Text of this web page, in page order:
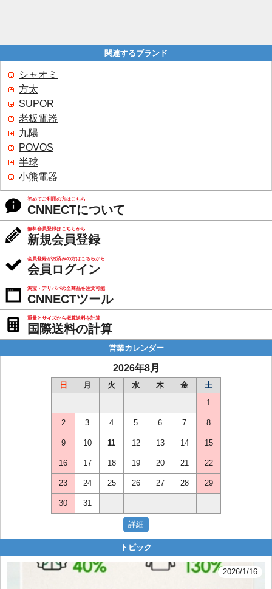
関連するブランド
シャオミ
方太
SUPOR
老板電器
九陽
POVOS
半球
小熊電器
初めてご利用の方はこちら
CNNECTについて
無料会員登録はこちらから
新規会員登録
会員登録がお済みの方はこちらから
会員ログイン
淘宝・アリババの全商品を注文可能
CNNECTツール
重量とサイズから概算送料を計算
国際送料の計算
営業カレンダー
2026年8月
日 月 火 水 木 金
土
1
2 3 4 5 6 7 8
9 10 11 12 13 14 15
16 17 18 19 20 21 22
23 24 25 26 27 28 29
30 31
トピック
2026/1/16